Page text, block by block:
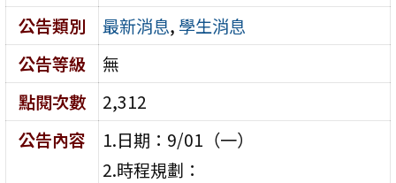
公告類別
最新消息, 學生消息
公告等級
無
點閱次數
2,312
公告內容
1.日期：9/01（一）
2.時程規劃：